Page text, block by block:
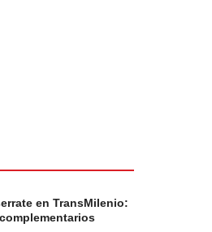
en TransMilenio: